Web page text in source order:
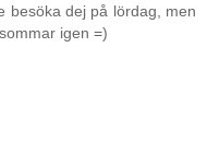
besöka dej på lördag, men
igen =)